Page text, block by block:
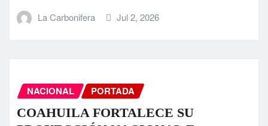
La Carbonifera Jul 2, 2026
NACIONAL PORTADA
COAHUILA FORTALECE SU